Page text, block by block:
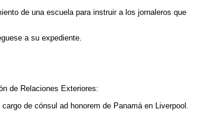
de una escuela para instruir a los jornaleros que
a su expediente.
de Relaciones Exteriores:
de cónsul ad honorem de Panamá en Liverpool.